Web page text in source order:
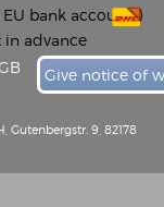
bank accounts)
in advance
Give notice of
9, 82178